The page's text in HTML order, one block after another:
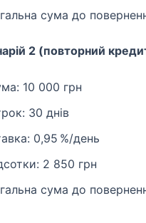
сума до
2 (повторний
10 000 грн
30 днів
0,95 %/день
2 850 грн
сума до